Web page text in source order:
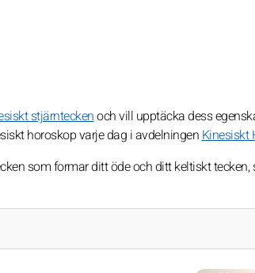
stjärnteckenoch vill upptäcka dess
horoskop varje dag i avdelningen Kinesiskt
som formar ditt öde och ditt keltiskt